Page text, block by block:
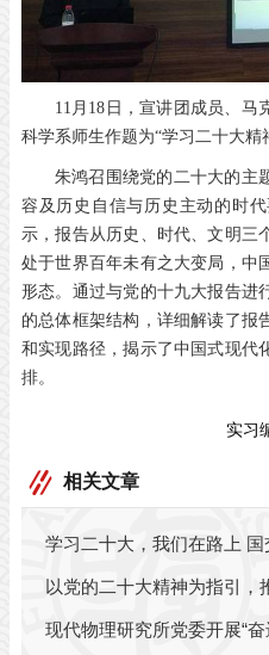
11月18日，宣讲团成员、马
科学系师生作题为“学习二十大精
朱鸿召围绕党的二十大的主
容及历史自信与历史主动的时
示，报告从历史、时代、文明三
处于世界百年未有之大变局，中
形态。通过与党的十九大报告进
的总体框架结构，详细解读了报
和实现路径，揭示了中国式现代
排。
实习
相关文章